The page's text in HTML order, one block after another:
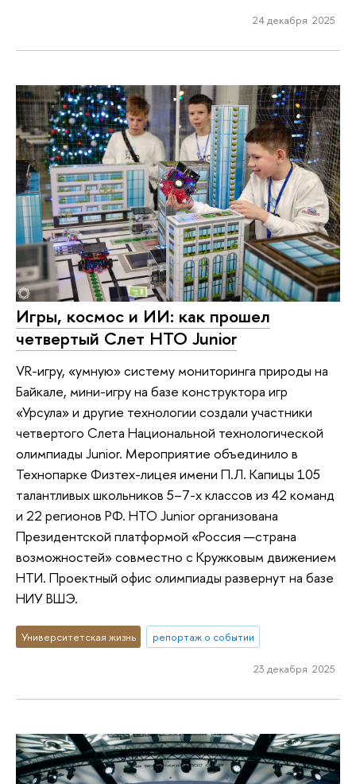
24 декабря 2025
Игры, космос и ИИ: как прошел
четвертый Слет НТО Junior
VR-игру, «умную» систему мониторинга природы на
Байкале, мини-игру на базе конструктора игр
«Урсула» и другие технологии создали участники
четвертого Слета Национальной технологической
олимпиады Junior. Мероприятие объединило в
Технопарке Физтех-лицея имени П.Л. Капицы 105
талантливых школьников 5–7-х классов из 42 команд
и 22 регионов РФ. НТО Junior организована
Президентской платформой «Россия —страна
возможностей» совместно с Кружковым движением
НТИ. Проектный офис олимпиады развернут на базе
НИУ ВШЭ.
Университетская жизнь репортаж о событии
23 декабря 2025